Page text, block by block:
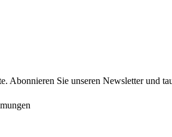
Abonnieren Sie unseren Newsletter und